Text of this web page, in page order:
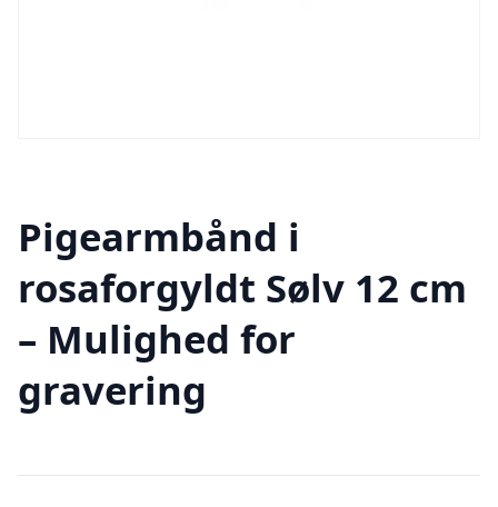
Pigearmbånd i
rosaforgyldt Sølv 12 cm
– Mulighed for
gravering